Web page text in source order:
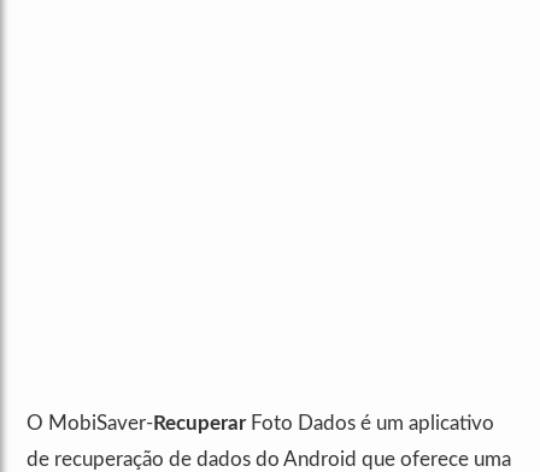
O MobiSaver-RecuperarFoto Dados é um aplicativo
de recuperação de dados do Android que oferece uma